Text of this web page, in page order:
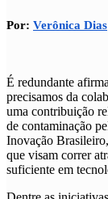
Por: Verônica Dias
É redundante
precisamos da
uma contribuição
de contaminação
Inovação
que visam correr
suficiente em